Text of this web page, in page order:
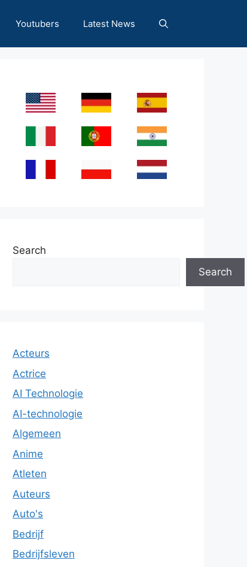
Youtubers Latest News
Search
Search
Acteurs
Actrice
AI Technologie
AI-technologie
Algemeen
Anime
Atleten
Auteurs
Auto's
Bedrijf
Bedrijfsleven